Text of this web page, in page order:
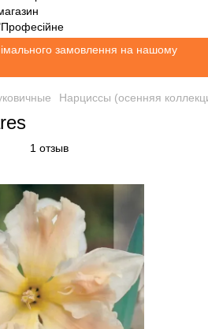
замовлення на нашому
Нарциссы (осенняя
1 отзыв